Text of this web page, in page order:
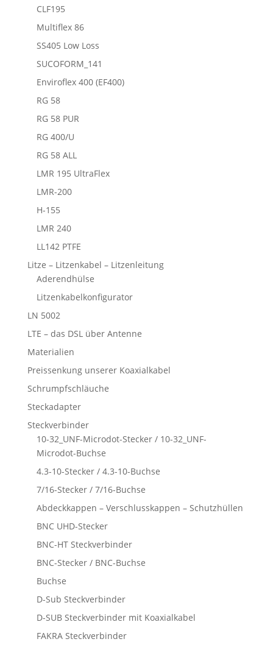
CLF195
Multiflex 86
SS405 Low Loss
SUCOFORM_141
Enviroflex 400 (EF400)
RG 58
RG 58 PUR
RG 400/U
RG 58 ALL
LMR 195 UltraFlex
LMR-200
H-155
LMR 240
LL142 PTFE
Litze – Litzenkabel – Litzenleitung
Aderendhülse
Litzenkabelkonfigurator
LN 5002
LTE – das DSL über Antenne
Materialien
Preissenkung unserer Koaxialkabel
Schrumpfschläuche
Steckadapter
Steckverbinder
10-32_UNF-Microdot-Stecker / 10-32_UNF-
Microdot-Buchse
4.3-10-Stecker / 4.3-10-Buchse
7/16-Stecker / 7/16-Buchse
Abdeckkappen – Verschlusskappen – Schutzhüllen
BNC UHD-Stecker
BNC-HT Steckverbinder
BNC-Stecker / BNC-Buchse
Buchse
D-Sub Steckverbinder
D-SUB Steckverbinder mit Koaxialkabel
FAKRA Steckverbinder